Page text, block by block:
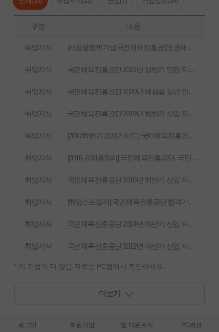
구분 내용
취업지식 [서울올림픽기념국민체육진흥공단] 공채총정리
취업지식 국민체육진흥공단 2021년 상반기 인턴 자기소개서
취업지식 국민체육진흥공단 2020년 체험형 청년 인턴 자기소개서
취업지식 국민체육진흥공단 2019년 하반기 신입 자기소개서
취업지식 [2017하반기 공채가이드] 국민체육진흥공단, 스포츠복지를 증진 든든한 후원자 KSPO!
취업지식 [2016 공채총정리] 국민체육진흥공단, 국민체육문화 진흥에 앞서는 기업
취업지식 국민체육진흥공단 2016년 하반기 신입 자기소개서
취업지식 [취업스포일러] 국민체육진흥공단 합격가이드북
취업지식 국민체육진흥공단 2014년 하반기 신입 자기소개서
취업지식 국민체육진흥공단 2012년 하반기 신입 자기소개서
* 이 기업의 더 많은 자료는 PC웹에서 확인하세요.
더보기
로그인 회원가입 앱 다운로드 PC버전